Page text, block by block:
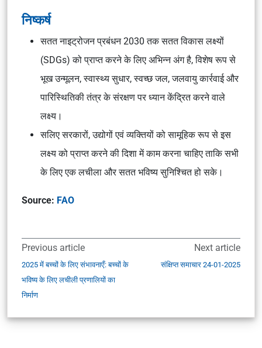
निष्कर्ष
सतत नाइट्रोजन प्रबंधन 2030 तक सतत विकास लक्ष्यों
(SDGs) को प्राप्त करने के लिए अभिन्न अंग है, विशेष रूप से
भूख उन्मूलन, स्वास्थ्य सुधार, स्वच्छ जल, जलवायु कार्रवाई और
पारिस्थितिकी तंत्र के संरक्षण पर ध्यान केंद्रित करने वाले
लक्ष्य।
सलिए सरकारों, उद्योगों एवं व्यक्तियों को सामूहिक रूप से इस
लक्ष्य को प्राप्त करने की दिशा में काम करना चाहिए ताकि सभी
के लिए एक लचीला और सतत भविष्य सुनिश्चित हो सके।
Source: FAO
Previous article
2025 में बच्चों के लिए संभावनाएँ: बच्चों के
भविष्य के लिए लचीली प्रणालियों का
निर्माण
Next article
संक्षिप्त समाचार 24-01-2025